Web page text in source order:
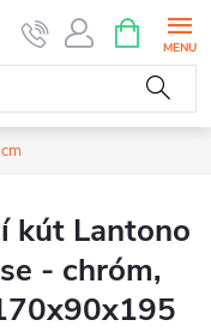
KOŠÍK
kút Lantono
- chróm,